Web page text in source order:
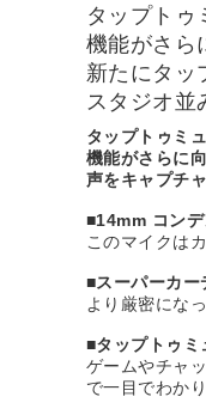
タップトゥ
機能がさら
新たにタッ
スタジオ
タップトゥミ
機能がさらに
声をキャプチ
■14mm コン
このマイクは
■スーパーカー
より厳密にな
■タップトゥミ
ゲームやチャ
で一目でわかり